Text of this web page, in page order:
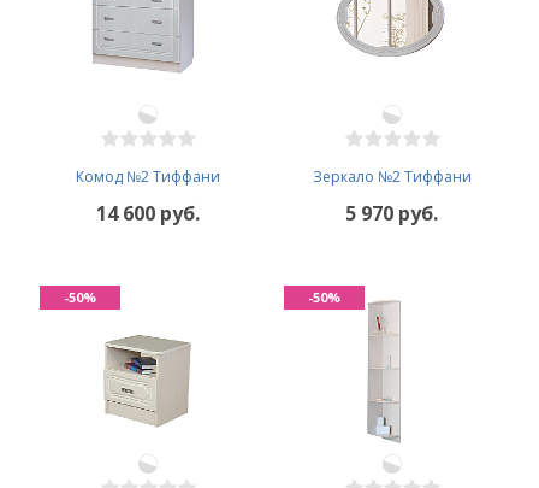
Комод №2 Тиффани
14 600 руб.
Зеркало №2 Тиффани
5 970 руб.
-50% -50%